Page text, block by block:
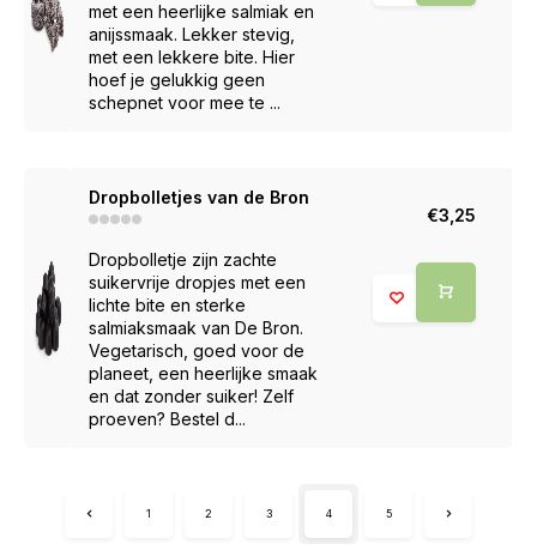
met een heerlijke salmiak en
anijssmaak. Lekker stevig,
met een lekkere bite. Hier
hoef je gelukkig geen
schepnet voor mee te ...
Dropbolletjes van de Bron
Dropbolletje zijn zachte
suikervrije dropjes met een
lichte bite en sterke
salmiaksmaak van De Bron.
Vegetarisch, goed voor de
planeet, een heerlijke smaak
en dat zonder suiker! Zelf
proeven? Bestel d...
€3,25
1 2 3 4 5